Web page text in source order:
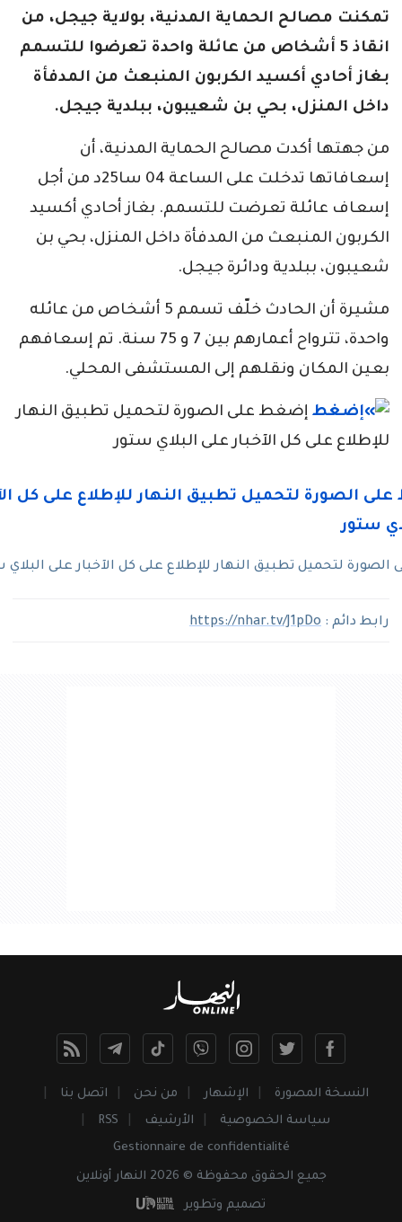
تمكنت مصالح الحماية المدنية، بولاية جيجل، من
انقاذ 5 أشخاص من عائلة واحدة تعرضوا للتسمم
بغاز أحادي أكسيد الكربون المنبعث من المدفأة
داخل المنزل، بحي بن شعيبون، ببلدية جيجل.
من جهتها أكدت مصالح الحماية المدنية، أن
إسعافاتها تدخلت على الساعة 04 سا25د من أجل
إسعاف عائلة تعرضت للتسمم. بغاز أحادي أكسيد
الكربون المنبعث من المدفأة داخل المنزل، بحي بن
شعيبون، ببلدية ودائرة جيجل.
مشيرة أن الحادث خلّف تسمم 5 أشخاص من عائله
واحدة، تترواح أعمارهم بين 7 و 75 سنة. تم إسعافهم
بعين المكان ونقلهم إلى المستشفى المحلي.
إضغط على الصورة لتحميل تطبيق النهار
للإطلاع على كل الآخبار على البلاي ستور
لتحميل تطبيق النهار للإطلاع على كل الآخبار على البلاي
رابط دائم : https://nhar.tv/J1pDo
النسخة المصورة الإشهار من نحن
اتصل بنا
سياسة الخصوصية
الأرشيف
RSS
Gestionnaire de confidentialité
جميع الحقوق محفوظة © 2026 النهار أونلاين
تصميم وتطوير